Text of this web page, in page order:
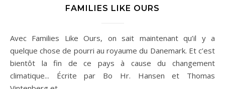
FAMILIES LIKE OURS
Avec Families Like Ours, on sait maintenant qu’il y a
quelque chose de pourri au royaume du Danemark. Et c’est
bientôt la fin de ce pays à cause du changement
climatique... Écrite par Bo Hr. Hansen et Thomas